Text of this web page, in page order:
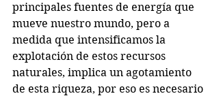
principales fuentes de energía que
mueve nuestro mundo, pero a
medida que intensificamos la
explotación de estos recursos
naturales, implica un agotamiento
de esta riqueza, por eso es necesario